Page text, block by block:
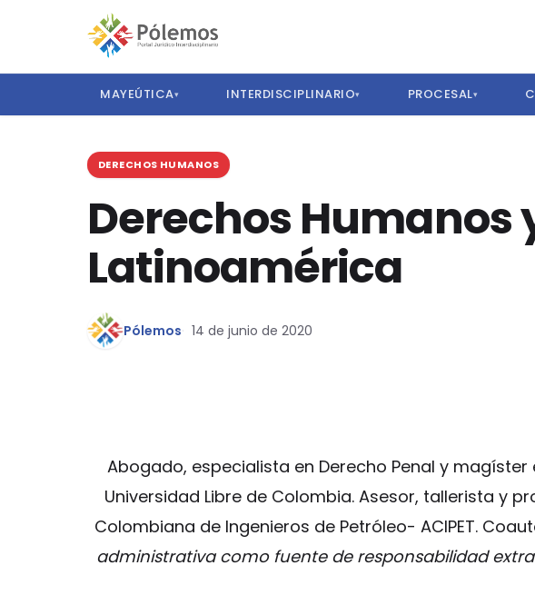
MAYEÚTICA▾ INTERDISCIPLINARIO▾ PROCESAL▾
DERECHOS HUMANOS
Derechos
Latinoamérica
Pólemos 14 de junio de 2020
Abogado, especialista en Derecho Penal y
Universidad Libre de Colombia. Asesor, tallerista y
Colombiana de Ingenieros de Petróleo- ACIPET.
administrativa como fuente de responsabilidad